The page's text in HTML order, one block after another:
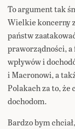
To argument tak
Wielkie koncerny
państw
praworządności,
wpływów i
i Macronowi, a
Polakach za to, że
dochodom.
Bardzo bym